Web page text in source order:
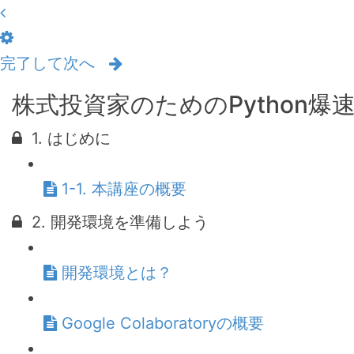
完了して次へ
株式投資家のためのPython爆
1. はじめに
1-1. 本講座の概要
2. 開発環境を準備しよう
開発環境とは？
Google Colaboratoryの概要